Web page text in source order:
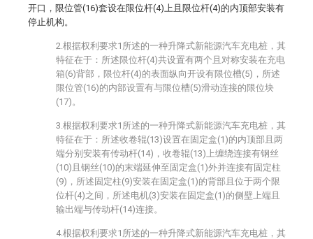
开口，限位管(16)套设在限位杆(4)上且限位杆(4)的内顶部安装有
停止机构。
2.根据权利要求1所述的一种升降式新能源汽车充电桩，其
特征在于：所述限位杆(4)共设置有两个且对称安装在充电
箱(6)背部，限位杆(4)的表面纵向开设有限位槽(5)，所述
限位管(16)的内部设置有与限位槽(5)滑动连接的限位块
(17)。
3.根据权利要求1所述的一种升降式新能源汽车充电桩，其
特征在于：所述收卷辊(13)设置在固定盒(1)的内顶部且两
端分别安装有传动杆(14)，收卷辊(13)上缠绕连接有钢丝
(10)且钢丝(10)的末端延伸至固定盒(1)外并连接有固定柱
(9)，所述固定柱(9)安装在固定盒(1)的背部且位于两个限
位杆(4)之间，所述电机(3)安装在固定盒(1)的侧壁上端且
输出端与传动杆(14)连接。
4.根据权利要求1所述的一种升降式新能源汽车充电桩，其